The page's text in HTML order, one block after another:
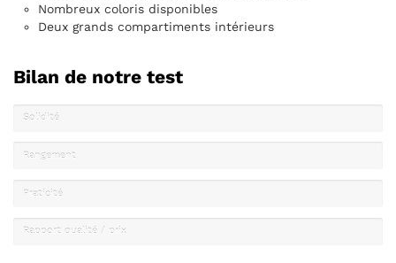
Nombreux coloris disponibles
Deux grands compartiments intérieurs
Bilan de notre test
Solidité
Rangement
Praticité
Rapport qualité / prix